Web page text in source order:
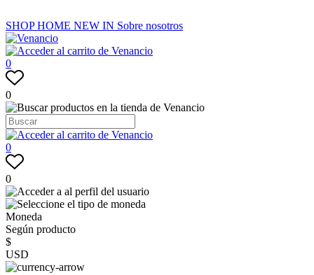
SHOPHOME NEW IN Sobre nosotros
0
0
0
0
Moneda
Según producto
$
USD